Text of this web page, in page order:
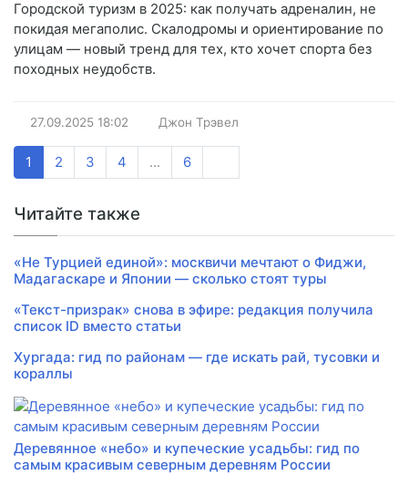
Городской туризм в 2025: как получать адреналин, не
покидая мегаполис. Скалодромы и ориентирование по
улицам — новый тренд для тех, кто хочет спорта без
походных неудобств.
27.09.2025 18:02 Джон Трэвел
1 2 3 4 ... 6
Читайте также
«Не Турцией единой»: москвичи мечтают о Фиджи,
Мадагаскаре и Японии — сколько стоят туры
«Текст-призрак» снова в эфире: редакция получила
список ID вместо статьи
Хургада: гид по районам — где искать рай, тусовки и
кораллы
Деревянное «небо» и купеческие усадьбы: гид по
самым красивым северным деревням России